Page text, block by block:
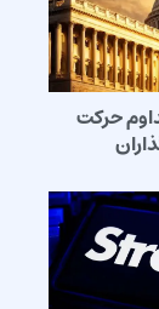
حرکت